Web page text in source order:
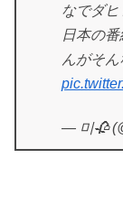
なでダヒ
日本の
んがそん
— 미🥀